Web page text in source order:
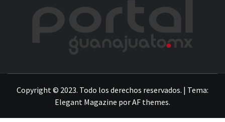
Copyright © 2023. Todo los derechos reservados. | Tema:
Elegant Magazine porAF themes.